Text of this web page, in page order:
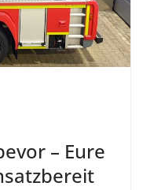
– Eure